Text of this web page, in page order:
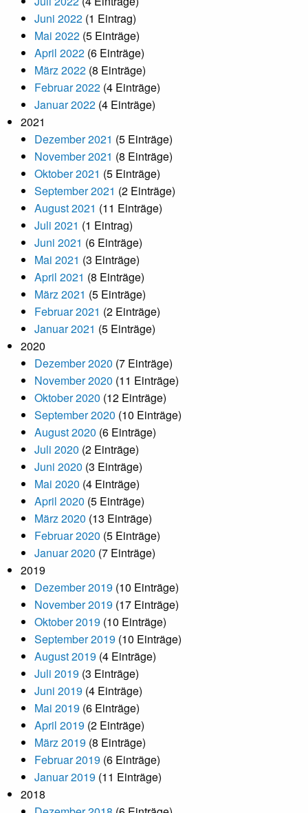
Juni 2022 (1 Eintrag)
Mai 2022 (5 Einträge)
April 2022 (6 Einträge)
März 2022 (8 Einträge)
Februar 2022 (4 Einträge)
Januar 2022 (4 Einträge)
2021
Dezember 2021 (5 Einträge)
November 2021 (8 Einträge)
Oktober 2021 (5 Einträge)
September 2021 (2 Einträge)
August 2021 (11 Einträge)
Juli 2021 (1 Eintrag)
Juni 2021 (6 Einträge)
Mai 2021 (3 Einträge)
April 2021 (8 Einträge)
März 2021 (5 Einträge)
Februar 2021 (2 Einträge)
Januar 2021 (5 Einträge)
2020
Dezember 2020 (7 Einträge)
November 2020 (11 Einträge)
Oktober 2020 (12 Einträge)
September 2020 (10 Einträge)
August 2020 (6 Einträge)
Juli 2020 (2 Einträge)
Juni 2020 (3 Einträge)
Mai 2020 (4 Einträge)
April 2020 (5 Einträge)
März 2020 (13 Einträge)
Februar 2020 (5 Einträge)
Januar 2020 (7 Einträge)
2019
Dezember 2019 (10 Einträge)
November 2019 (17 Einträge)
Oktober 2019 (10 Einträge)
September 2019 (10 Einträge)
August 2019 (4 Einträge)
Juli 2019 (3 Einträge)
Juni 2019 (4 Einträge)
Mai 2019 (6 Einträge)
April 2019 (2 Einträge)
März 2019 (8 Einträge)
Februar 2019 (6 Einträge)
Januar 2019 (11 Einträge)
2018